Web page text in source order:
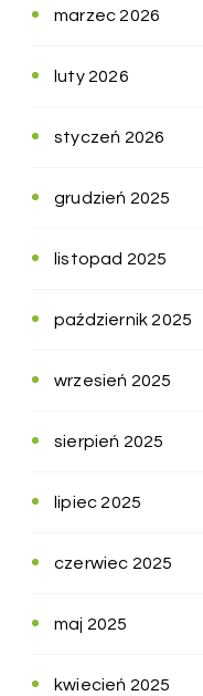
marzec 2026
luty 2026
styczeń 2026
grudzień 2025
listopad 2025
październik 2025
wrzesień 2025
sierpień 2025
lipiec 2025
czerwiec 2025
maj 2025
kwiecień 2025